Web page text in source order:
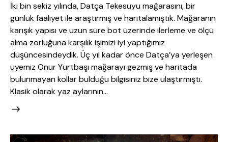
İki bin sekiz yılında, Datça Tekesuyu mağarasını, bir
günlük faaliyet ile araştırmış ve haritalamıştık. Mağaranın
karışık yapısı ve uzun süre bot üzerinde ilerleme ve ölçü
alma zorluğuna karşılık işimizi iyi yaptığımız
düşüncesindeydik. Üç yıl kadar önce Datça’ya yerleşen
üyemiz Onur Yurtbaşı mağarayı gezmiş ve haritada
bulunmayan kollar bulduğu bilgisiniz bize ulaştırmıştı.
Klasik olarak yaz aylarının…